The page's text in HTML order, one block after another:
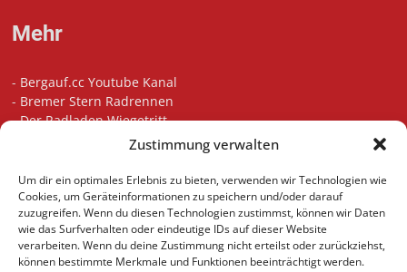
Zustimmung verwalten
Um dir ein optimales Erlebnis zu bieten, verwenden wir Technologien wie
Cookies, um Geräteinformationen zu speichern und/oder darauf
zuzugreifen. Wenn du diesen Technologien zustimmst, können wir Daten
wie das Surfverhalten oder eindeutige IDs auf dieser Website
verarbeiten. Wenn du deine Zustimmung nicht erteilst oder zurückziehst,
können bestimmte Merkmale und Funktionen beeinträchtigt werden.
Mehr
- Bergauf.cc Youtube Kanal
- Bremer Stern Radrennen
-Der Radladen Wiegetritt
Bikefitting in Bremen
-Unsere Touren auf Komoot
-Indoor Cycling Motivation Playlist